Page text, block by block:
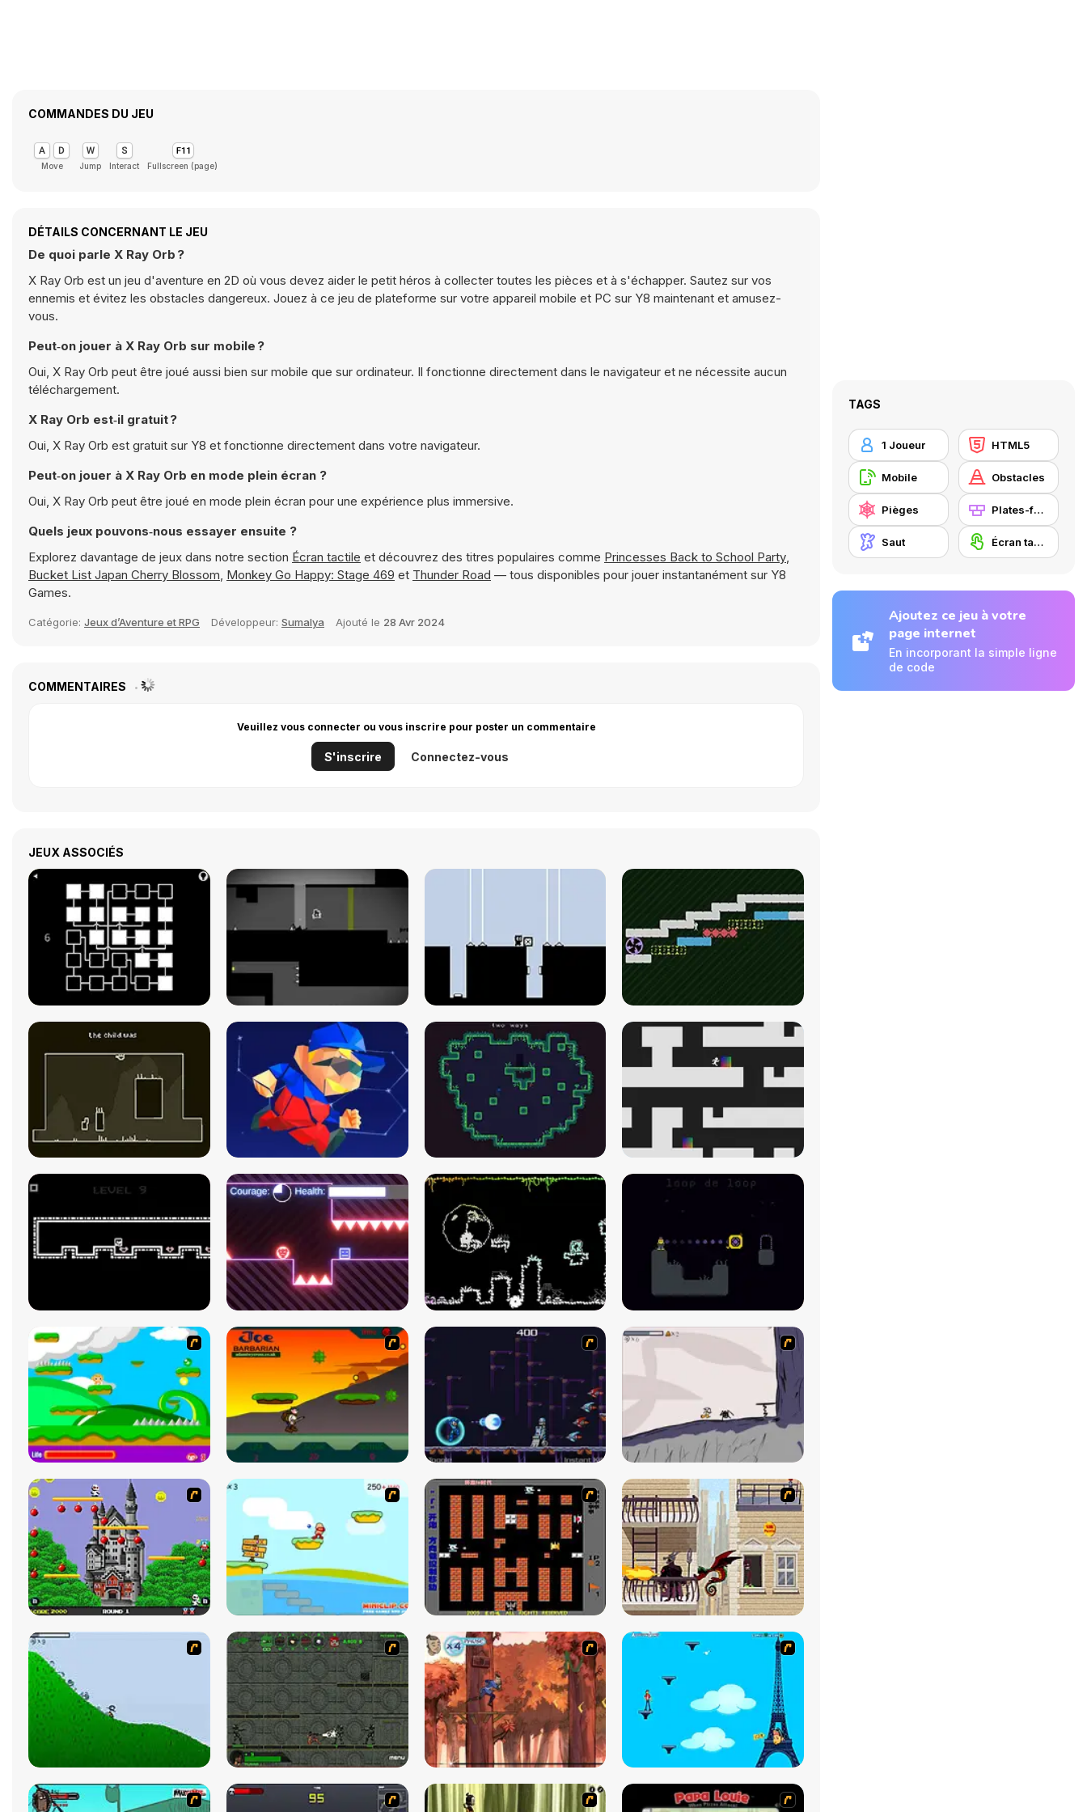
COMMANDES DU JEU
Move Jump Interact Fullscreen (page)
DÉTAILS CONCERNANT LE JEU
De quoi parle X Ray Orb ?
X Ray Orb est un jeu d'aventure en 2D où vous devez aider le petit héros à collecter toutes les pièces et à s'échapper. Sautez sur vos
ennemis et évitez les obstacles dangereux. Jouez à ce jeu de plateforme sur votre appareil mobile et PC sur Y8 maintenant et amusez-
vous.
Peut‑on jouer à X Ray Orb sur mobile ?
Oui, X Ray Orb peut être joué aussi bien sur mobile que sur ordinateur. Il fonctionne directement dans le navigateur et ne nécessite aucun
téléchargement.
X Ray Orb est‑il gratuit ?
Oui, X Ray Orb est gratuit sur Y8 et fonctionne directement dans votre navigateur.
Peut‑on jouer à X Ray Orb en mode plein écran ?
Oui, X Ray Orb peut être joué en mode plein écran pour une expérience plus immersive.
Quels jeux pouvons‑nous essayer ensuite ?
Explorez davantage de jeux dans notre section Écran tactile et découvrez des titres populaires comme Princesses Back to School Party,
Bucket List Japan Cherry Blossom, Monkey Go Happy: Stage 469 et Thunder Road — tous disponibles pour jouer instantanément sur Y8
Games.
Catégorie: Jeux d’Aventure et RPG Développeur: Sumalya Ajouté le 28 Avr 2024
COMMENTAIRES
Veuillez vous connecter ou vous inscrire pour poster un commentaire
S'inscrire Connectez-vous
JEUX ASSOCIÉS
TAGS
1 Joueur HTML5
Mobile Obstacles
Pièges Plates-formes
Saut Écran tactile
Ajoutez ce jeu à votre
page internet
En incorporant la simple ligne
de code